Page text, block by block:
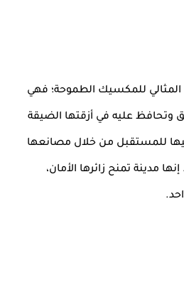
المثالي للمكسيك الطموحة؛ فهي
وتحافظ عليه في أزقتها الضيقة
للمستقبل من خلال مصانعها
مدينة تمنح زائرها الأمان،